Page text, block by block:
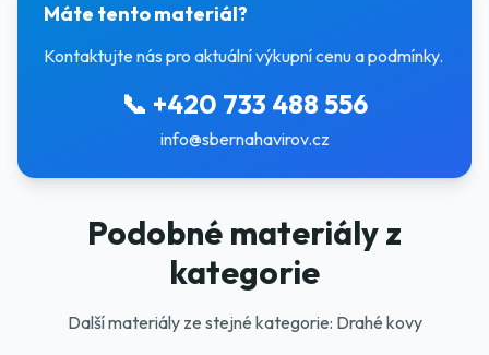
Máte tento materiál?
Kontaktujte nás pro aktuální výkupní cenu a podmínky.
📞 +420 733 488 556
info@sbernahavirov.cz
Podobné materiály z
kategorie
Další materiály ze stejné kategorie: Drahé kovy